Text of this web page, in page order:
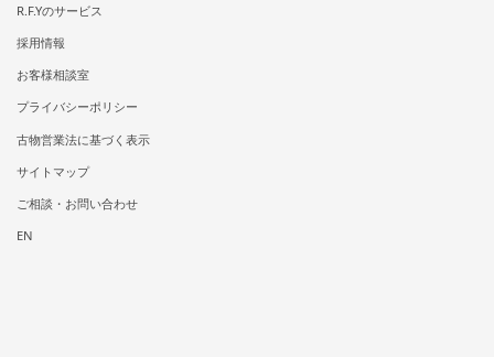
R.F.Yのサービス
採用情報
お客様相談室
プライバシーポリシー
古物営業法に基づく表示
サイトマップ
ご相談・お問い合わせ
EN